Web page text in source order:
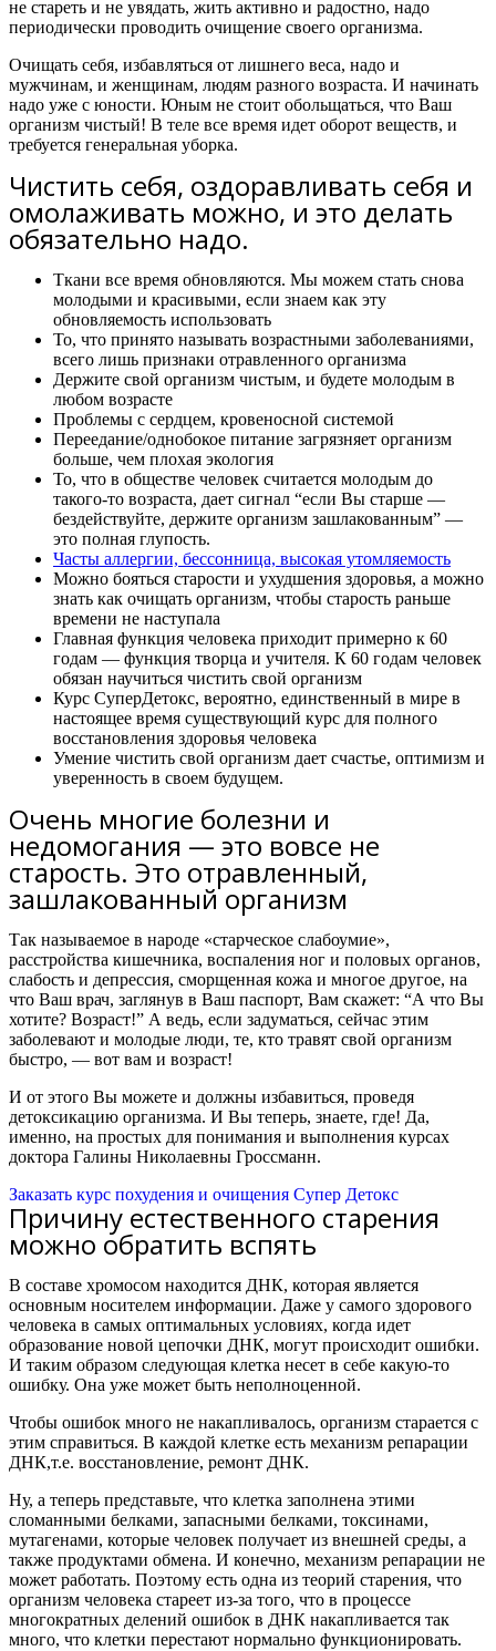
не стареть и не увядать, жить активно и радостно, надо
периодически проводить очищение своего организма.
Очищать себя, избавляться от лишнего веса, надо и
мужчинам, и женщинам, людям разного возраста. И начинать
надо уже с юности. Юным не стоит обольщаться, что Ваш
организм чистый! В теле все время идет оборот веществ, и
требуется генеральная уборка.
Чистить себя, оздоравливать себя и
омолаживать можно, и это делать
обязательно надо.
Ткани все время обновляются. Мы можем стать снова
молодыми и красивыми, если знаем как эту
обновляемость использовать
То, что принято называть возрастными заболеваниями,
всего лишь признаки отравленного организма
Держите свой организм чистым, и будете молодым в
любом возрасте
Проблемы с сердцем, кровеносной системой
Переедание/однобокое питание загрязняет организм
больше, чем плохая экология
То, что в обществе человек считается молодым до
такого-то возраста, дает сигнал “если Вы старше —
бездействуйте, держите организм зашлакованным” —
это полная глупость.
Часты аллергии, бессонница, высокая утомляемость
Можно бояться старости и ухудшения здоровья, а можно
знать как очищать организм, чтобы старость раньше
времени не наступала
Главная функция человека приходит примерно к 60
годам — функция творца и учителя. К 60 годам человек
обязан научиться чистить свой организм
Курс СуперДетокс, вероятно, единственный в мире в
настоящее время существующий курс для полного
восстановления здоровья человека
Умение чистить свой организм дает счастье, оптимизм и
уверенность в своем будущем.
Очень многие болезни и
недомогания — это вовсе не
старость. Это отравленный,
зашлакованный организм
Так называемое в народе «старческое слабоумие»,
расстройства кишечника, воспаления ног и половых органов,
слабость и депрессия, сморщенная кожа и многое другое, на
что Ваш врач, заглянув в Ваш паспорт, Вам скажет: “А что Вы
хотите? Возраст!” А ведь, если задуматься, сейчас этим
заболевают и молодые люди, те, кто травят свой организм
быстро, — вот вам и возраст!
И от этого Вы можете и должны избавиться, проведя
детоксикацию организма. И Вы теперь, знаете, где! Да,
именно, на простых для понимания и выполнения курсах
доктора Галины Николаевны Гроссманн.
Заказать курс похудения и очищения Супер Детокс
Причину естественного старения
можно обратить вспять
В составе хромосом находится ДНК, которая является
основным носителем информации. Даже у самого здорового
человека в самых оптимальных условиях, когда идет
образование новой цепочки ДНК, могут происходит ошибки.
И таким образом следующая клетка несет в себе какую-то
ошибку. Она уже может быть неполноценной.
Чтобы ошибок много не накапливалось, организм старается с
этим справиться. В каждой клетке есть механизм репарации
ДНК,т.е. восстановление, ремонт ДНК.
Ну, а теперь представьте, что клетка заполнена этими
сломанными белками, запасными белками, токсинами,
мутагенами, которые человек получает из внешней среды, а
также продуктами обмена. И конечно, механизм репарации не
может работать. Поэтому есть одна из теорий старения, что
организм человека стареет из-за того, что в процессе
многократных делений ошибок в ДНК накапливается так
много, что клетки перестают нормально функционировать.